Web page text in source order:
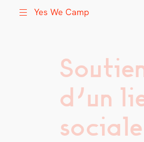
Utilisation inventive des espaces
d’un
sociale
Yes We Camp